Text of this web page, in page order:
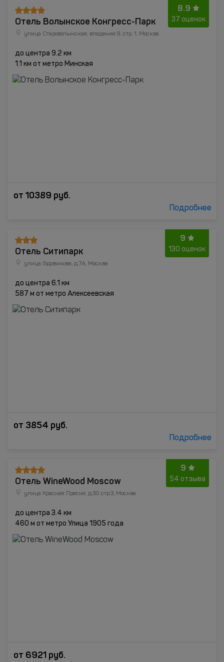
8.9
37 оценок
Отель Волынское Конгресс-Парк
улица Староволынская, владение 9, стр. 1, Москва
до центра 9.2 км
1.1 км от метро Минская
от 10389 руб.
Подробнее
9
130 оценок
Отель Ситипарк
улица Годовикова, д.7А, Москва
до центра 6.1 км
587 м от метро Алексеевская
от 3854 руб.
Подробнее
9
54 отзыва
Отель WineWood Moscow
улица Красная Пресня, д.30 стр.3, Москва
до центра 3.4 км
460 м от метро Улица 1905 года
от 6921 руб.